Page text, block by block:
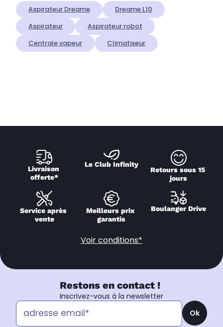
Aspirateur Dreame
Dreame L10
Aspirateur
Aspirateur robot
Centrale vapeur
Climatiseur
Livraison
offerte*
Le Club Infinity
Retours sous 15
jours
Service après
vente
Meilleurs prix
garantis
Boulanger Drive
Voir conditions*
Restons en contact !
Inscrivez-vous à la newsletter
Ok